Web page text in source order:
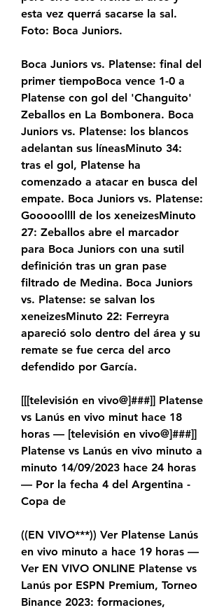
esta vez querrá sacarse la sal.
Foto: Boca Juniors.
Boca Juniors vs. Platense: final del
primer tiempoBoca vence 1-0 a
Platense con gol del 'Changuito'
Zeballos en La Bombonera. Boca
Juniors vs. Platense: los blancos
adelantan sus líneasMinuto 34:
tras el gol, Platense ha
comenzado a atacar en busca del
empate. Boca Juniors vs. Platense:
Gooooollll de los xeneizesMinuto
27: Zeballos abre el marcador
para Boca Juniors con una sutil
definición tras un gran pase
filtrado de Medina. Boca Juniors
vs. Platense: se salvan los
xeneizesMinuto 22: Ferreyra
apareció solo dentro del área y su
remate se fue cerca del arco
defendido por García.
[[[televisión en vivo@]###]] Platense
vs Lanús en vivo minut hace 18
horas — [televisión en vivo@]###]]
Platense vs Lanús en vivo minuto a
minuto 14/09/2023 hace 24 horas
— Por la fecha 4 del Argentina -
Copa de
((EN VIVO***)) Ver Platense Lanús
en vivo minuto a hace 19 horas —
Ver EN VIVO ONLINE Platense vs
Lanús por ESPN Premium, Torneo
Binance 2023: formaciones,